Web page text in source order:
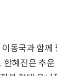
동국과 함께
한혜진은 추